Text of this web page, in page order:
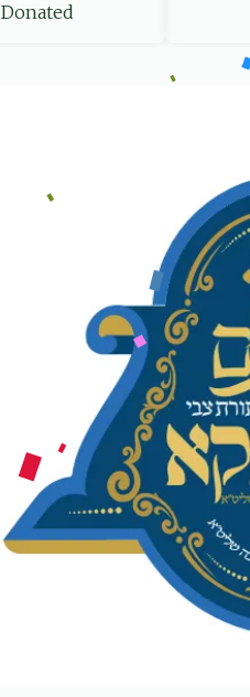
Donated